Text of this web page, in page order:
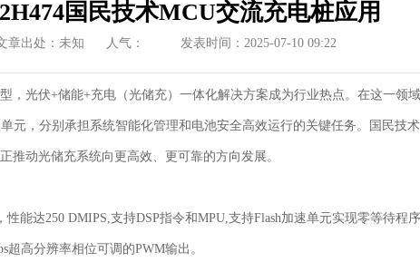
国民技术MCU交流充电桩应用
章出处：未知 人气： 发表时间：2025-07-10 09:22
光伏+储能+充电（光储充）一体化解决方案成为行业热点。在这一领域
元，分别承担系统智能化管理和电池安全高效运行的关键任务。国民技
推动光储充系统向更高效、更可靠的方向发展。
达250 DMIPS,支持DSP指令和MPU,支持Flash加速单元实现零等待程序
高分辨率相位可调的PWM输出。